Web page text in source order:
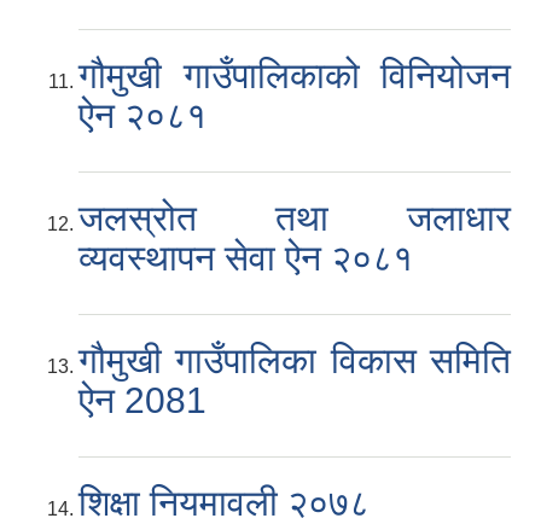
गौमुखी गाउँपालिकाको विनियोजन
ऐन २०८१
जलस्रोत तथा जलाधार
व्यवस्थापन सेवा ऐन २०८१
गौमुखी गाउँपालिका विकास समिति
ऐन 2081
शिक्षा नियमावली २०७८